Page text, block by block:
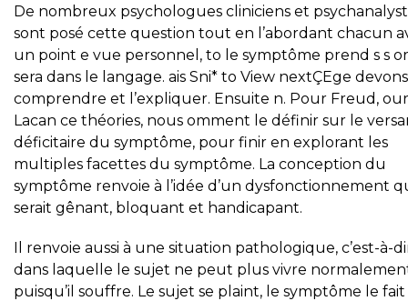
De nombreux psychologues cliniciens et
sont posé cette question tout en l’abordant chacun
un point e vue personnel, to le symptôme prend s s
sera dans le langage. ais Sni* to View nextÇEge devons
comprendre et l’expliquer. Ensuite n. Pour Freud, our
Lacan ce théories, nous omment le définir sur le
déficitaire du symptôme, pour finir en explorant les
multiples facettes du symptôme. La conception du
symptôme renvoie à l’idée d’un dysfonctionnement
serait gênant, bloquant et handicapant.
Il renvoie aussi à une situation pathologique, c’est-à-
dans laquelle le sujet ne peut plus vivre
puisqu’il souffre. Le sujet se plaint, le symptôme le fait